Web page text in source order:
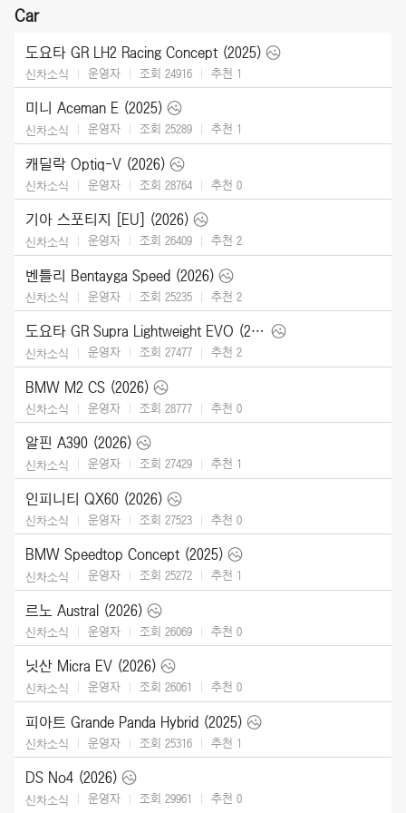
Car
도요타 GR LH2 Racing Concept (2025)
신차소식 운영자 조회 24916 추천 1
미니 Aceman E (2025)
신차소식 운영자 조회 25289 추천 1
캐딜락 Optiq-V (2026)
신차소식 운영자 조회 28764 추천 0
기아 스포티지 [EU] (2026)
신차소식 운영자 조회 26409 추천 2
벤틀리 Bentayga Speed (2026)
신차소식 운영자 조회 25235 추천 2
도요타 GR Supra Lightweight EVO (2026)
신차소식 운영자 조회 27477 추천 2
BMW M2 CS (2026)
신차소식 운영자 조회 28777 추천 0
알핀 A390 (2026)
신차소식 운영자 조회 27429 추천 1
인피니티 QX60 (2026)
신차소식 운영자 조회 27523 추천 0
BMW Speedtop Concept (2025)
신차소식 운영자 조회 25272 추천 1
르노 Austral (2026)
신차소식 운영자 조회 26069 추천 0
닛산 Micra EV (2026)
신차소식 운영자 조회 26061 추천 0
피아트 Grande Panda Hybrid (2025)
신차소식 운영자 조회 25316 추천 1
DS No4 (2026)
신차소식 운영자 조회 29961 추천 0